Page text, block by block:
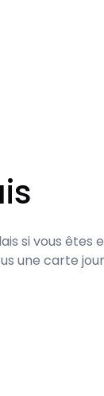
si vous êtes
une carte